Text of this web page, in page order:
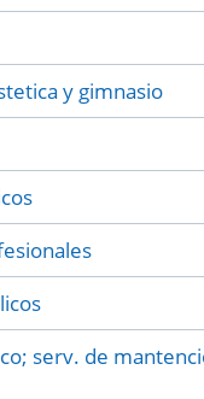
y gimnasio
serv. de